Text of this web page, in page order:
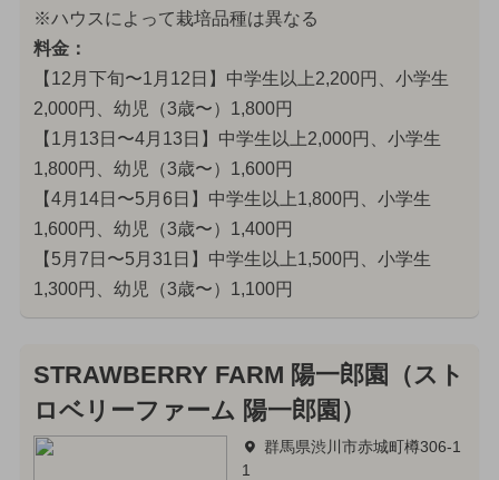
※ハウスによって栽培品種は異なる
料金：
【12月下旬〜1月12日】中学生以上2,200円、小学生
2,000円、幼児（3歳〜）1,800円
【1月13日〜4月13日】中学生以上2,000円、小学生
1,800円、幼児（3歳〜）1,600円
【4月14日〜5月6日】中学生以上1,800円、小学生
1,600円、幼児（3歳〜）1,400円
【5月7日〜5月31日】中学生以上1,500円、小学生
1,300円、幼児（3歳〜）1,100円
STRAWBERRY FARM 陽一郎園（スト
ロベリーファーム 陽一郎園）
群馬県渋川市赤城町樽306-1
1